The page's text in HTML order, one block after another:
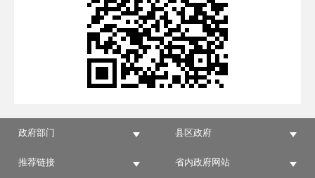
政府部门 县区政府
推荐链接 省内政府网站